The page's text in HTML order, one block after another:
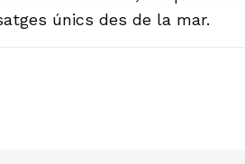
únics des de la mar.